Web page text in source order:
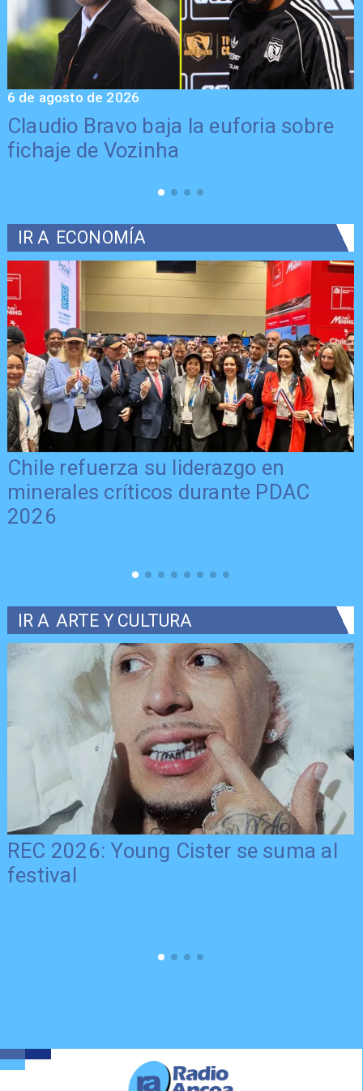
Claudio Bravo baja la euforia sobre
fichaje de Vozinha
6 de agosto de 2026
IR A ECONOMÍA
Chile refuerza su liderazgo en
minerales críticos durante PDAC
2026
IR A ARTE Y CULTURA
REC 2026: Young Cister se suma al
festival